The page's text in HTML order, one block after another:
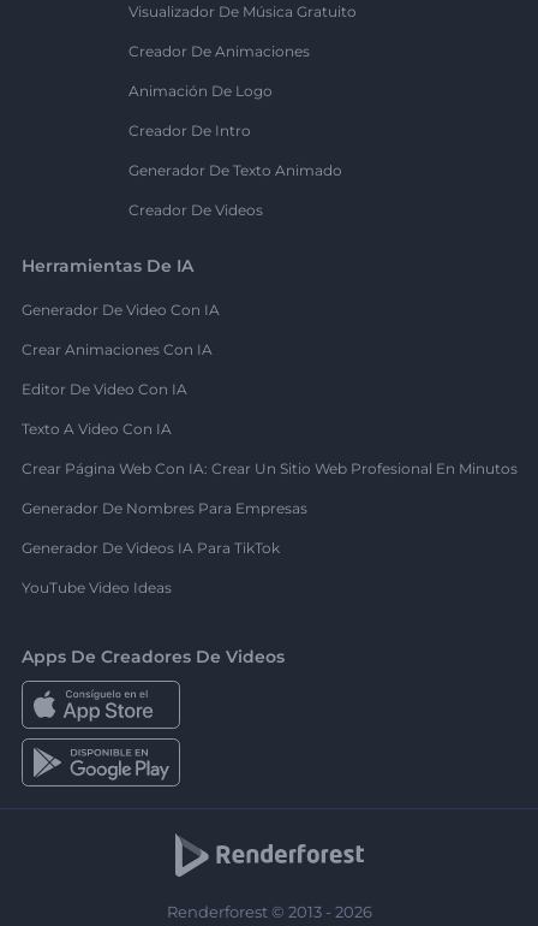
Visualizador De Música Gratuito
Creador De Animaciones
Animación De Logo
Creador De Intro
Generador De Texto Animado
Creador De Videos
Herramientas De IA
Generador De Video Con IA
Crear Animaciones Con IA
Editor De Video Con IA
Texto A Video Con IA
Crear Página Web Con IA: Crear Un Sitio Web Profesional En Minutos
Generador De Nombres Para Empresas
Generador De Videos IA Para TikTok
YouTube Video Ideas
Apps De Creadores De Videos
Renderforest © 2013 - 2026